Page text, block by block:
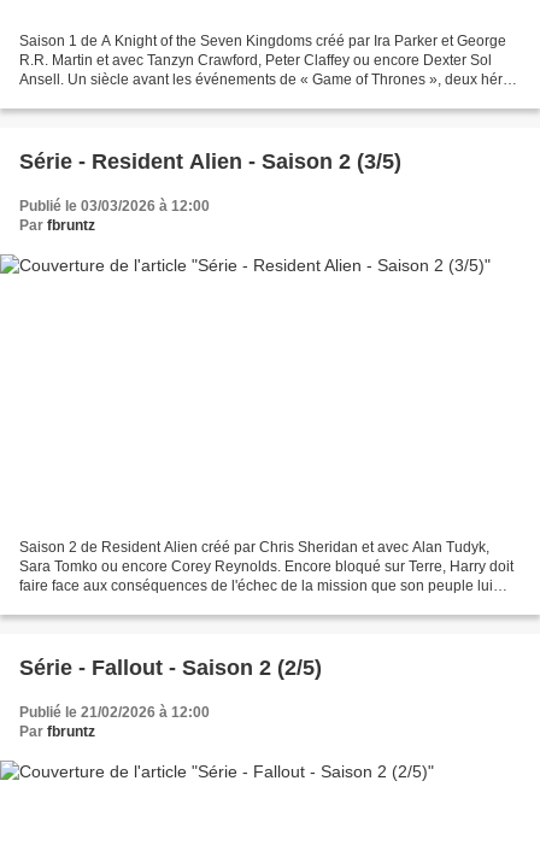
Saison 1 de A Knight of the Seven Kingdoms créé par Ira Parker et George
R.R. Martin et avec Tanzyn Crawford, Peter Claffey ou encore Dexter Sol
Ansell. Un siècle avant les événements de « Game of Thrones », deux héros
Série - Resident Alien - Saison 2 (3/5)
Publié le 03/03/2026 à 12:00
Par fbruntz
Saison 2 de Resident Alien créé par Chris Sheridan et avec Alan Tudyk,
Sara Tomko ou encore Corey Reynolds. Encore bloqué sur Terre, Harry doit
faire face aux conséquences de l'échec de la mission que son peuple lui
Série - Fallout - Saison 2 (2/5)
Publié le 21/02/2026 à 12:00
Par fbruntz